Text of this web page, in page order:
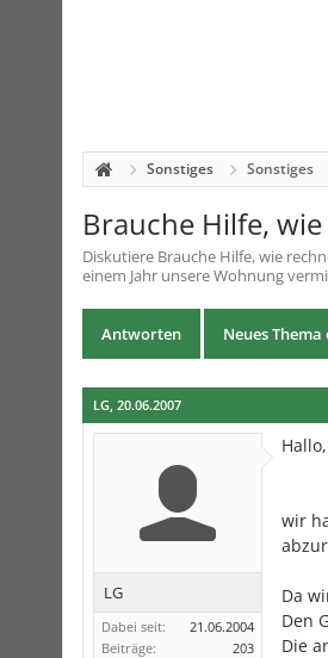
Sonstiges Sonstiges
Brauche Hilfe,
Diskutiere Brauche Hilfe, wie
einem Jahr unsere Wohnung
Antworten Neues
LG, 20.06.2007
LG
Dabei seit:
21.06.2004
Beiträge:
203
Hallo,
wir
Da
Den
Die